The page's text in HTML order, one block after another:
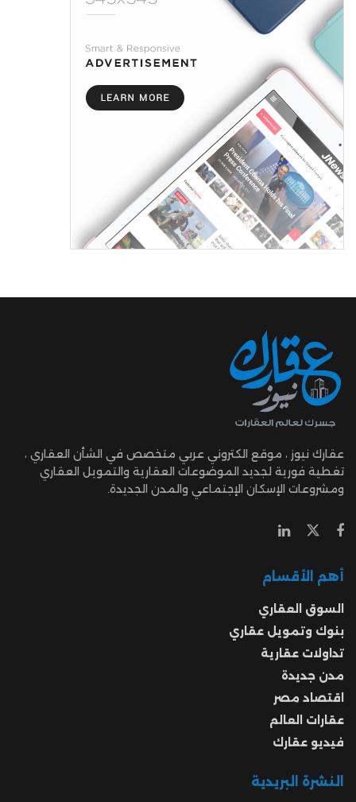
عقارك نيوز ، موقع الكتروني عربي متخصص في الشأن العقاري ،
تغطية فورية لجديد الموضوعات العقارية والتمويل العقاري
ومشروعات الإسكان الإجتماعي والمدن الجديدة.
أهم الأقسام
السوق العقاري
بنوك وتمويل عقاري
تداولات عقارية
مدن جديدة
اقتصاد مصر
عقارات العالم
فيديو عقارك
النشرة البريدية